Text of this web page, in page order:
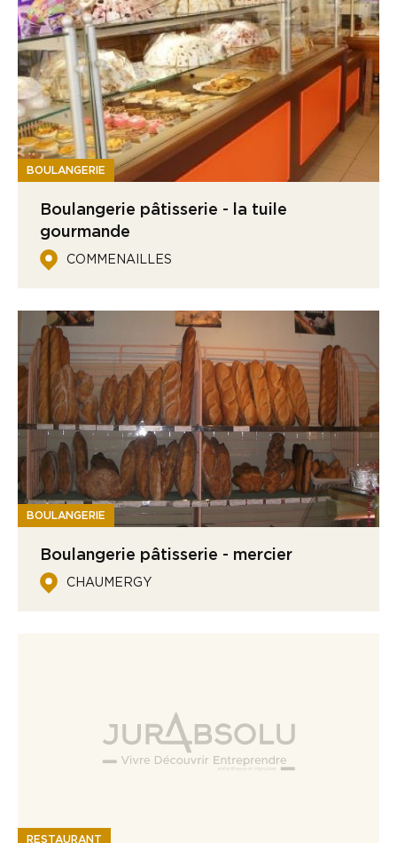
BOULANGERIE
Boulangerie pâtisserie - la tuile
gourmande
COMMENAILLES
BOULANGERIE
Boulangerie pâtisserie - mercier
CHAUMERGY
RESTAURANT